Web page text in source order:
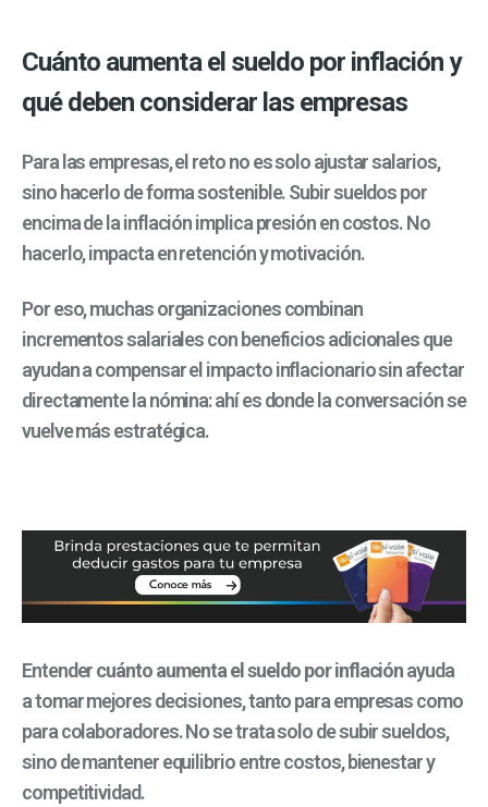
Cuánto aumenta el sueldo por inflación y
qué deben considerar las empresas
Para las empresas, el reto no es solo ajustar salarios,
sino hacerlo de forma sostenible.Subir sueldos por
encima de la inflación implica presión en costos. No
hacerlo, impacta en retención y motivación.
Por eso, muchas organizaciones combinan
incrementos salariales con beneficios adicionales que
ayudan a compensar el impacto inflacionario sin afectar
directamente la nómina: ahí es donde la conversación se
vuelve más estratégica.
Entendercuánto aumenta el sueldo por inflaciónayuda
a tomar mejores decisiones, tanto para empresas como
para colaboradores. No se trata solo de subir sueldos,
sino de mantener equilibrio entre costos, bienestar y
competitividad.